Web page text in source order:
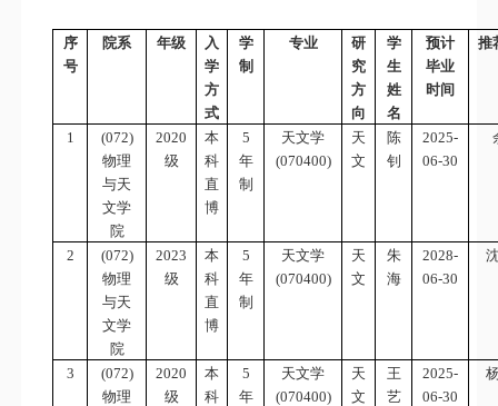
序
号
院系 年级
入
学
方
式
学
制
专业
研
究
方
向
学
生
姓
名
预计
毕业
时间
推
1
(072)
物理
与天
文学
院
2020
级
本
科
直
博
5
年
制
天文学
(070400)
天
文
陈
钊
2025-
06-30
2
(072)
物理
与天
文学
院
2023
级
本
科
直
博
5
年
制
天文学
(070400)
天
文
朱
海
2028-
06-30
3
(072)
物理
2020
级
本
科
5
年
天文学
(070400)
天
文
王
艺
2025-
06-30